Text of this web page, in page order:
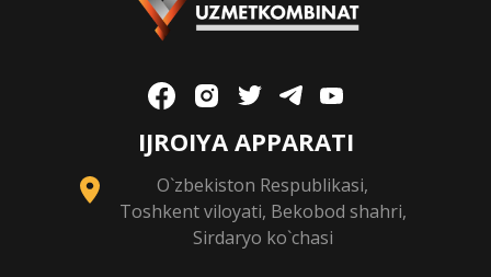
IJROIYA APPARATI
O`zbekiston Respublikasi,
Toshkent viloyati, Bekobod shahri,
Sirdaryo ko`chasi